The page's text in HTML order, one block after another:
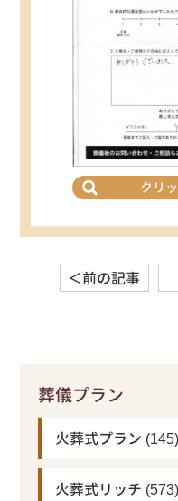
クリ
＜前の記事
葬儀プラン
火葬式プラン (145)
火葬式リッチ (573)